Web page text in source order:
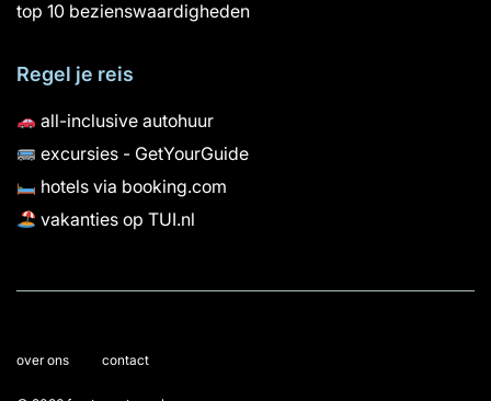
top 10 bezienswaardigheden
Regel je reis
all-inclusive autohuur
excursies - GetYourGuide
hotels via booking.com
vakanties op TUI.nl
over ons contact